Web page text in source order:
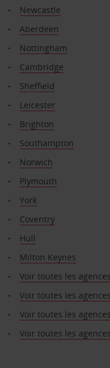
Newcastle
Aberdeen
Nottingham
Cambridge
Sheffield
Leicester
Brighton
Southampton
Norwich
Plymouth
York
Coventry
Hull
Milton Keynes
Voir toutes les
Voir toutes les
Voir toutes les
Voir toutes les